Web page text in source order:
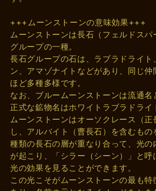
+++ムーンストーンの意味効果+++
ムーンストーンは長石（フェルドスパ
グループの一種。
長石グループの石は、ラブラドライト
ン、アマゾナイトなどがあり、同じ仲
ほど多種多様です。
なお、ブルームーンストーンは流通名
正式な鉱物名はホワイトラブラドライ
ムーンストーンはオーソクレース（正
し、アルバイト（曹長石）を含むもの
種類の長石の層が重なり合って、光の
が起こり、「シラー（シーン）」と呼
光の効果を見ることができます。
この光こそがムーンストーンの最も特